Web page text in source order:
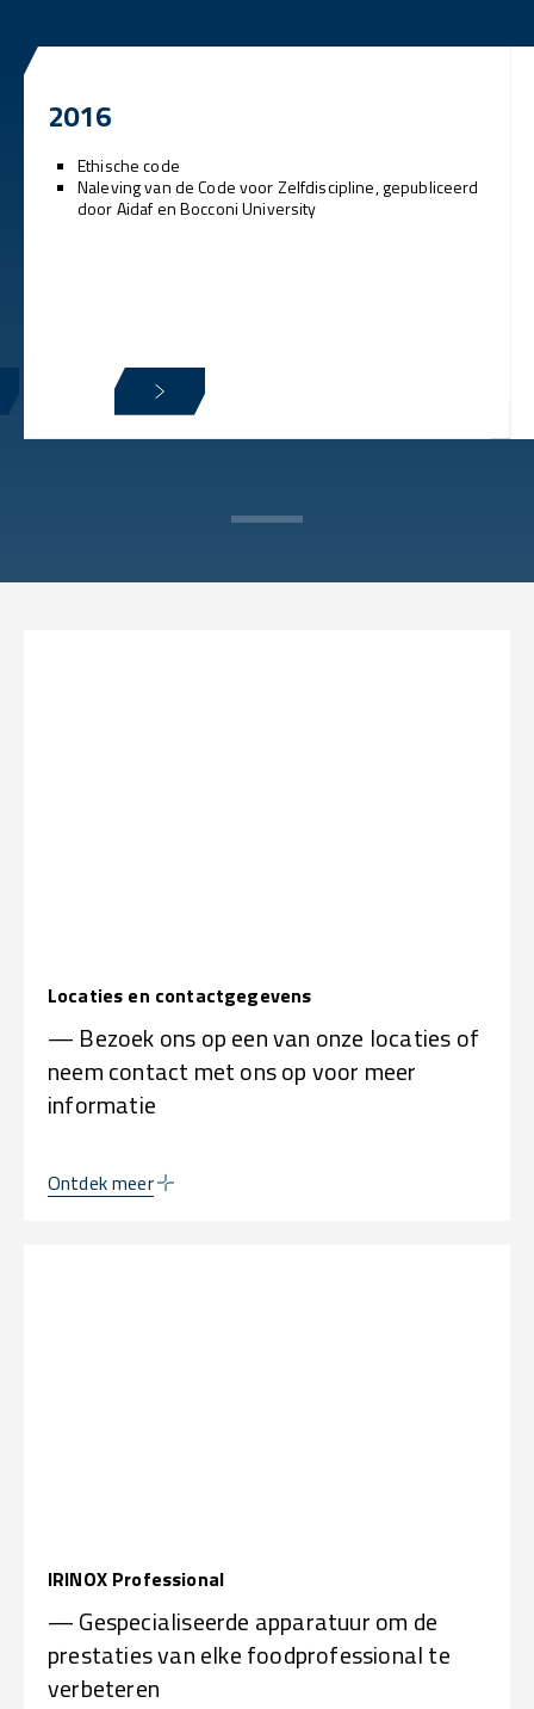
2016
Ethische code
Naleving van de Code voor Zelfdiscipline, gepubliceerd
door Aidaf en Bocconi University
Locaties en contactgegevens
— Bezoek ons op een van onze locaties of
neem contact met ons op voor meer
informatie
Ontdek meer
IRINOX Professional
— Gespecialiseerde apparatuur om de
prestaties van elke foodprofessional te
verbeteren